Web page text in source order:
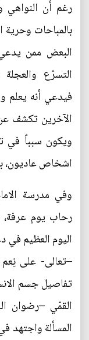
رغم أن النواهي
بالمباحات
البعض ممن
التسرّع
فيدعي أنه يعلم
الآخرين تكشف
ويكون سبباً في
اشخاص عاديون،
وفي مدرسة
رحاب يوم عرفة،
اليوم العظيم في
–تعالى- على
تفاصيل جسم
القمّي –رضوان
المسألة واجتهد